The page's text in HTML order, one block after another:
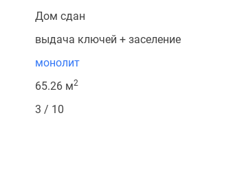
Дом сдан
выдача ключей + заселение
монолит
65.26 м2
3 / 10